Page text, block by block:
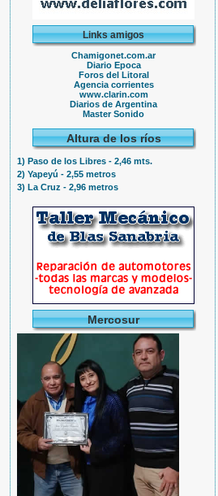
Links amigos
Chamigonet.com.ar
Diario Epoca
Foros del Litoral
Agencia corrientes
www.clarin.com
Diarios de Argentina
Master Sonido
Altura de los ríos
1) Paso de los Libres - 2,46 mts.
2) Yapeyú - 2,55 metros
3) La Cruz - 2,96 metros
Mercosur